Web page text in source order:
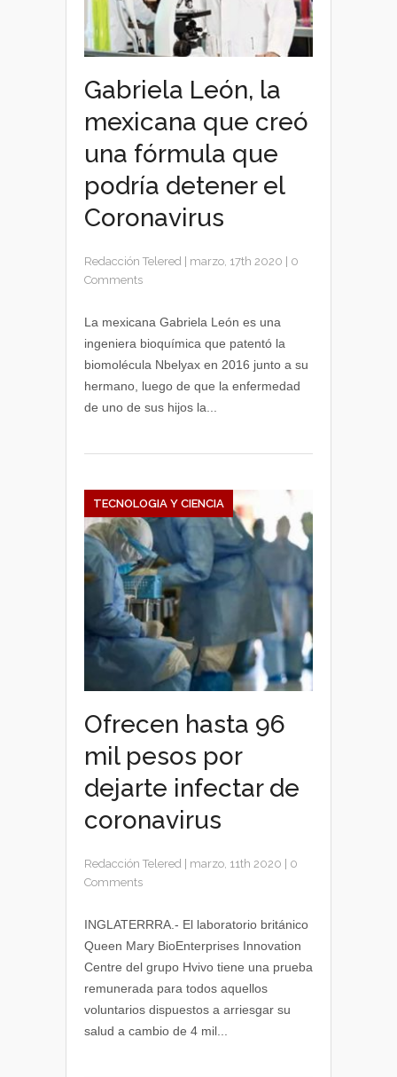
Gabriela León, la
mexicana que creó
una fórmula que
podría detener el
Coronavirus
Redacción Telered marzo, 17th 2020
0
Comments
La mexicana Gabriela León es una
ingeniera bioquímica que patentó la
biomolécula Nbelyax en 2016 junto a su
hermano, luego de que la enfermedad
de uno de sus hijos la...
TECNOLOGIA Y CIENCIA
Ofrecen hasta 96
mil pesos por
dejarte infectar de
coronavirus
Redacción Telered marzo, 11th 2020
0
Comments
INGLATERRRA.- El laboratorio británico
Queen Mary BioEnterprises Innovation
Centre del grupo Hvivo tiene una prueba
remunerada para todos aquellos
voluntarios dispuestos a arriesgar su
salud a cambio de 4 mil...